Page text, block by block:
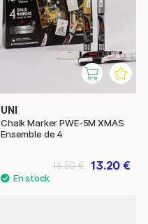
UNI
Chalk Marker PWE-5M XMAS
Ensemble de 4
13.20 €
16.50 €